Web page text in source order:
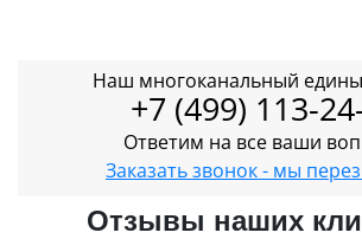
Наш многоканальный
+7 (499) 113-
Ответим на все ваши
Заказать звонок - мы
Отзывы наших